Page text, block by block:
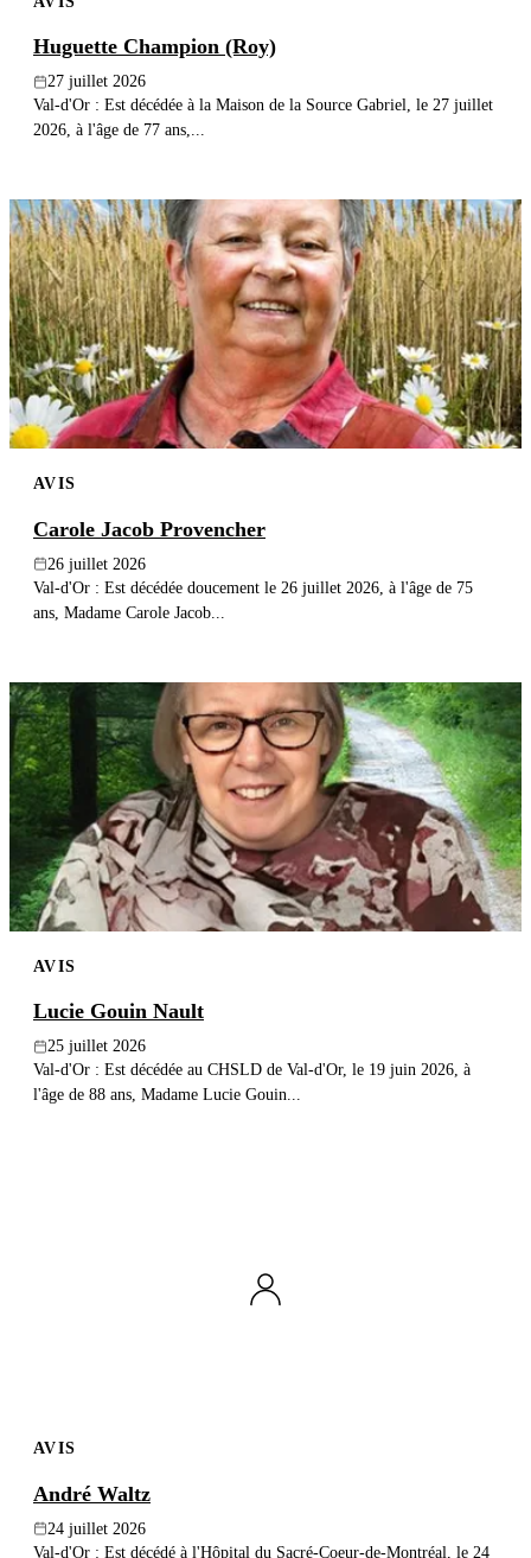
Huguette Champion (Roy)
27 juillet 2026
Val-d'Or : Est décédée à la Maison de la Source Gabriel, le 27 juillet
2026, à l'âge de 77 ans,...
AVIS
Carole Jacob Provencher
26 juillet 2026
Val-d'Or : Est décédée doucement le 26 juillet 2026, à l'âge de 75
ans, Madame Carole Jacob...
AVIS
Lucie Gouin Nault
25 juillet 2026
Val-d'Or : Est décédée au CHSLD de Val-d'Or, le 19 juin 2026, à
l'âge de 88 ans, Madame Lucie Gouin...
AVIS
André Waltz
24 juillet 2026
Val-d'Or : Est décédé à l'Hôpital du Sacré-Coeur-de-Montréal, le 24